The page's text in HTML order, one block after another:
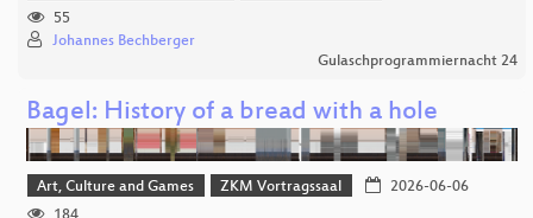
55
Johannes Bechberger
Gulaschprogrammiernacht 24
Bagel: History of a bread with a hole
Art, Culture and Games ZKM Vortragssaal
2026-06-06